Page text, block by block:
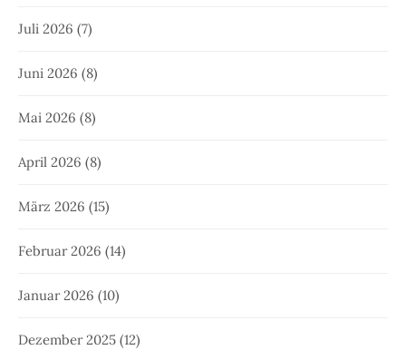
Juli 2026 (7)
Juni 2026 (8)
Mai 2026 (8)
April 2026 (8)
März 2026 (15)
Februar 2026 (14)
Januar 2026 (10)
Dezember 2025 (12)